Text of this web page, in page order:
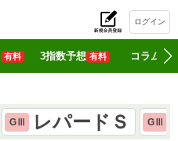
ログイン
有料 3指数予想 有料 コラム
GⅢ レパードＳ GⅢ